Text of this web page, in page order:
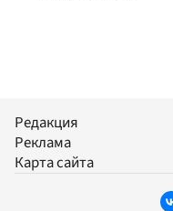
Редакция
Реклама
Карта сайта